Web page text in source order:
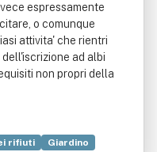
espressamente
o comunque
attivita' che rientri
ad albi
non propri della
rifiuti
Giardino